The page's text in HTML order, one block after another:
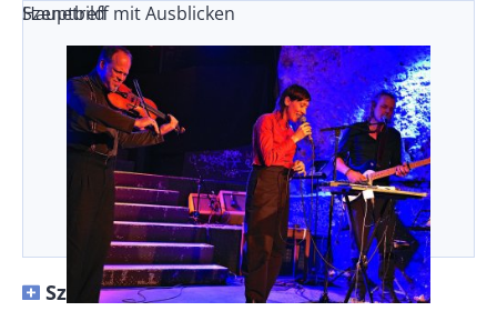
Szenetreff mit Ausblicken
Hauptbild
Szenetreff mit Ausblicken